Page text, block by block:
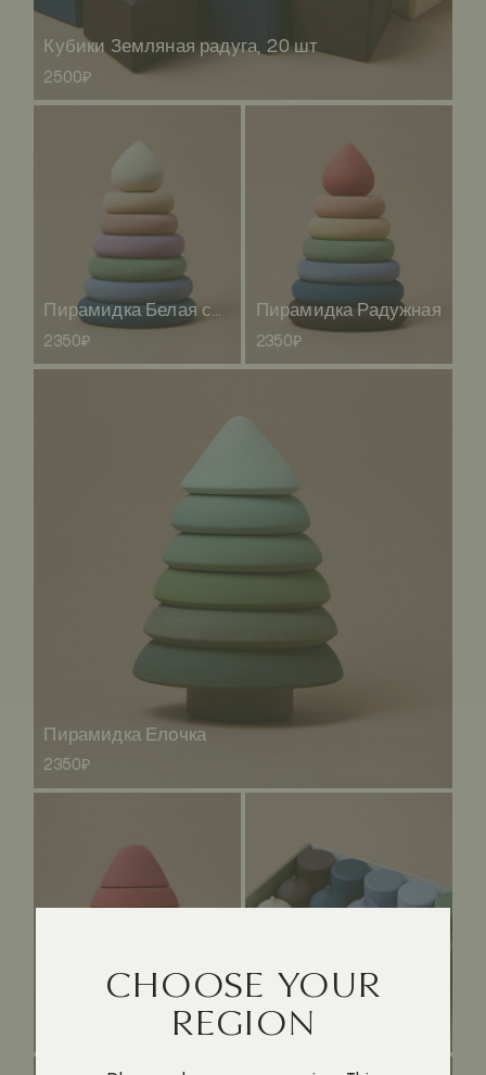
Кубики Земляная радуга, 20 шт
2500₽
2350₽
Пирамидка Радужная
2350₽
Пирамидка Елочка
2350₽
Пирамидка Мухомор
2250₽
CHOOSE YOUR
REGION